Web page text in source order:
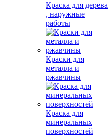
Краска для дерева
, наружные
работы
Краски для
металла и
ржавчины
Краска для
минеральных
поверхностей